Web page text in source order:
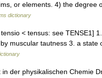
or elements. 4) the degree
dictionary
< tensus: see TENSE1]
muscular tautness 3. a state
der physikalischen Chemie